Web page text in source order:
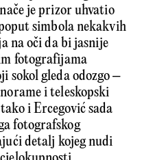
je prizor uhvatio
simbola nekakvih
na oči da bi jasnije
fotografijama
sokol gleda odozgo –
i teleskopski
i Ercegović sada
fotografskog
detalj kojeg nudi